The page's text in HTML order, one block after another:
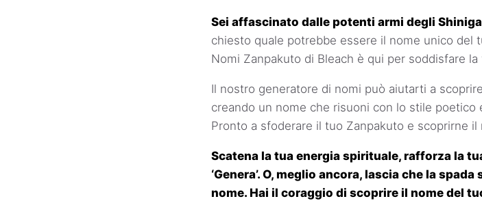
Sei affascinato dalle potenti armi degli
chiesto quale potrebbe essere il nome unico del
Nomi Zanpakuto di Bleach è qui per soddisfare la
Il nostro generatore di nomi può aiutarti a
creando un nome che risuoni con lo stile poetico
Pronto a sfoderare il tuo Zanpakuto e scoprirne il
Scatena la tua energia spirituale, rafforza la
‘Genera’. O, meglio ancora, lascia che la
nome. Hai il coraggio di scoprire il nome del